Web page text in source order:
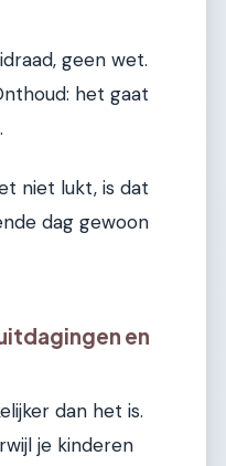
geen wet.
het gaat
niet lukt, is dat
dag gewoon
en
dan het is.
je kinderen